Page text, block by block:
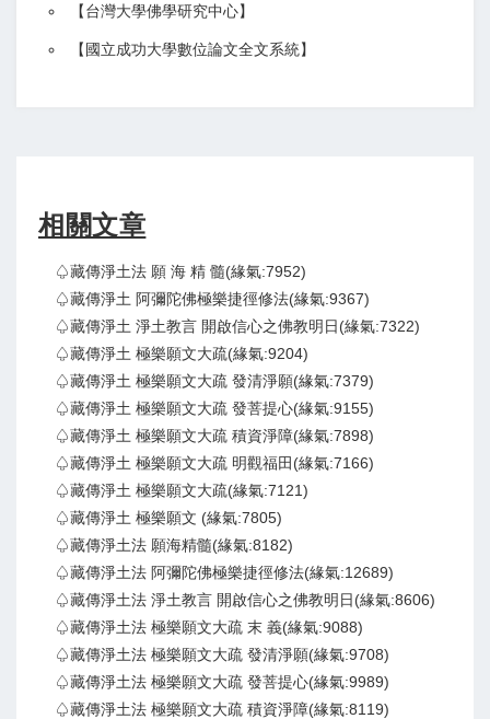
【台灣大學佛學研究中心】
【 國立成功大學數位論文全文系統】
相關文章
♤藏傳淨土法 願 海 精 髓(緣氣:7952)
♤藏傳淨土 阿彌陀佛極樂捷徑修法(緣氣:9367)
♤藏傳淨土 淨土教言 開啟信心之佛教明日(緣氣:7322)
♤藏傳淨土 極樂願文大疏(緣氣:9204)
♤藏傳淨土 極樂願文大疏 發清淨願(緣氣:7379)
♤藏傳淨土 極樂願文大疏 發菩提心(緣氣:9155)
♤藏傳淨土 極樂願文大疏 積資淨障(緣氣:7898)
♤藏傳淨土 極樂願文大疏 明觀福田(緣氣:7166)
♤藏傳淨土 極樂願文大疏(緣氣:7121)
♤藏傳淨土 極樂願文 (緣氣:7805)
♤藏傳淨土法 願海精髓(緣氣:8182)
♤藏傳淨土法 阿彌陀佛極樂捷徑修法(緣氣:12689)
♤藏傳淨土法 淨土教言 開啟信心之佛教明日(緣氣:8606)
♤藏傳淨土法 極樂願文大疏 末 義(緣氣:9088)
♤藏傳淨土法 極樂願文大疏 發清淨願(緣氣:9708)
♤藏傳淨土法 極樂願文大疏 發菩提心(緣氣:9989)
♤藏傳淨土法 極樂願文大疏 積資淨障(緣氣:8119)